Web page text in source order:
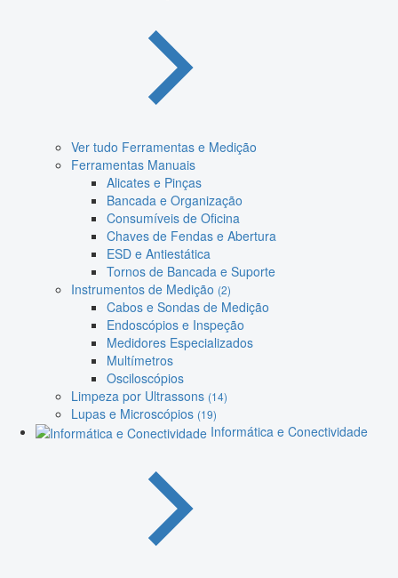
Ver tudo Ferramentas e Medição
Ferramentas Manuais
Alicates e Pinças
Bancada e Organização
Consumíveis de Oficina
Chaves de Fendas e Abertura
ESD e Antiestática
Tornos de Bancada e Suporte
Instrumentos de Medição (2)
Cabos e Sondas de Medição
Endoscópios e Inspeção
Medidores Especializados
Multímetros
Osciloscópios
Limpeza por Ultrassons (14)
Lupas e Microscópios (19)
Informática e Conectividade